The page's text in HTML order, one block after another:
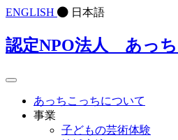
ENGLISH 日本語
認定NPO法人 あっ
あっちこっちについて
事業
子どもの芸術体験